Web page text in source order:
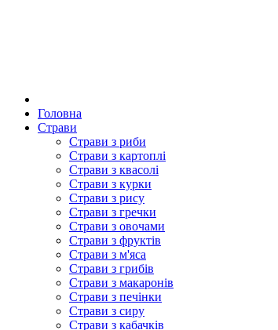
Головна
Страви
Страви з риби
Страви з картоплі
Страви з квасолі
Страви з курки
Страви з рису
Страви з гречки
Страви з овочами
Страви з фруктів
Страви з м'яса
Страви з грибів
Страви з макаронів
Страви з печінки
Страви з сиру
Страви з кабачків